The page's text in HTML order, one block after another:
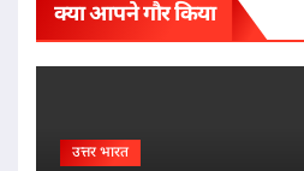
क्या आपने गौर किया
उत्तर भारत